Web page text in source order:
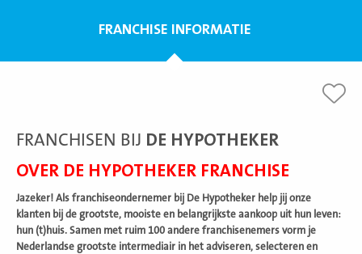
FRANCHISE INFORMATIE
FRANCHISEN BIJ DE HYPOTHEKER
OVER DE HYPOTHEKER FRANCHISE
Jazeker! Als franchiseondernemer bij De Hypotheker help jij onze
klanten bij de grootste, mooiste en belangrijkste aankoop uit hun leven:
hun (t)huis. Samen met ruim 100 andere franchisenemers vorm je
Nederlandse grootste intermediair in het adviseren, selecteren en